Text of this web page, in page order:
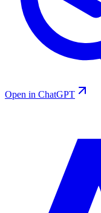
Open in ChatGPT